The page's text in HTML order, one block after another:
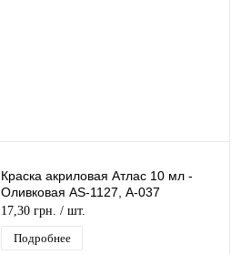
Краска акриловая Атлас 10 мл -
Оливковая AS-1127, А-037
17,30 грн. / шт.
Подробнее